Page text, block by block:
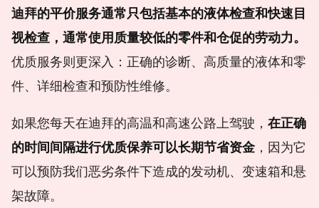
迪拜的平价服务通常只包括基本的液体检查和快速目
视检查，通常使用质量较低的零件和仓促的劳动力。
优质服务则更深入：正确的诊断、高质量的液体和零
件、详细检查和预防性维修。
如果您每天在迪拜的高温和高速公路上驾驶， 在正确
的时间间隔进行优质保养可以长期节省资金，因为它
可以预防我们恶劣条件下造成的发动机、变速箱和悬
架故障。